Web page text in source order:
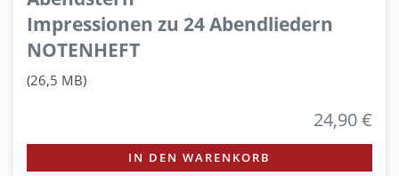
Impressionen zu 24 Abendliedern
NOTENHEFT
(26,5 MB)
24,90 €
IN DEN WARENKORB